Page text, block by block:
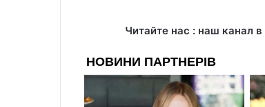
Читайте нас : наш канал в